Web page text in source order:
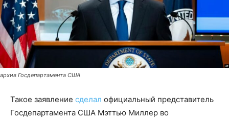
архив Госдепартамента США
Такое заявление сделал официальный представитель
Госдепартамента США Мэттью Миллер во